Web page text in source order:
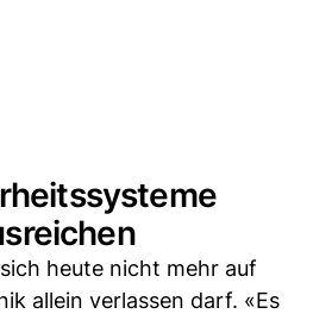
heute nicht mehr auf
allein verlassen darf. «Es